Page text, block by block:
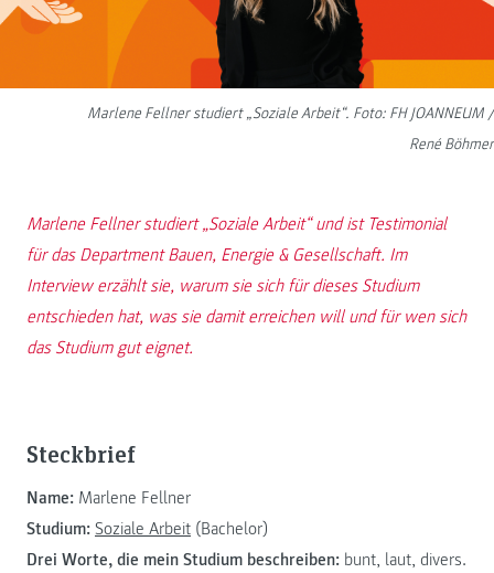
Marlene Fellner studiert „Soziale Arbeit“. Foto: FH JOANNEUM /
René Böhmer
Marlene Fellner studiert „Soziale Arbeit“ und ist Testimonial
für das Department Bauen, Energie & Gesellschaft. Im
Interview erzählt sie, warum sie sich für dieses Studium
entschieden hat, was sie damit erreichen will und für wen sich
das Studium gut eignet.
Steckbrief
Name: Marlene Fellner
Studium: Soziale Arbeit (Bachelor)
Drei Worte, die mein Studium beschreiben: bunt, laut, divers.